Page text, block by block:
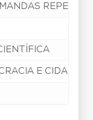
E